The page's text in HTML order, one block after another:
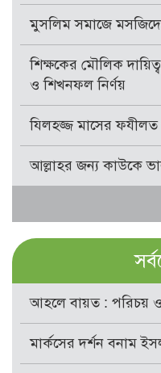
মুসলিম সমাজে
শিক্ষকের মৌলিক
ও শিখনফল নির্ণয়
যিলহজ্জ মাসের
আল্লাহর জন্য কাউকে
আহলে বায়ত : পরিচয় ও
মার্কসের দর্শন বনাম